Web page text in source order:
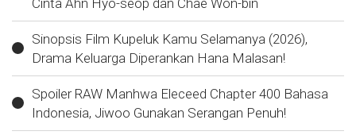
Sinopsis Film Kupeluk Kamu Selamanya (2026),
Drama Keluarga Diperankan Hana Malasan!
Spoiler RAW Manhwa Eleceed Chapter 400 Bahasa
Indonesia, Jiwoo Gunakan Serangan Penuh!